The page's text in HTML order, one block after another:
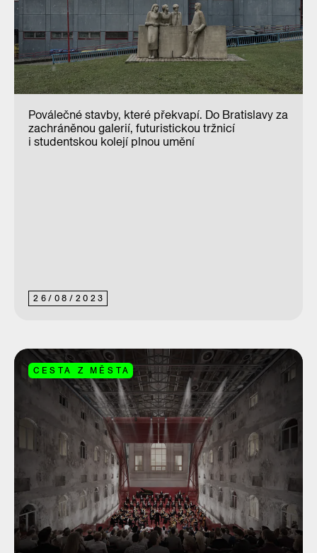
26/ 08/ 2023
Poválečné stavby, které překvapí. Do Bratislavy za
zachráněnou galerií, futuristickou tržnicí
i studentskou kolejí plnou umění
CESTA Z MĚSTA